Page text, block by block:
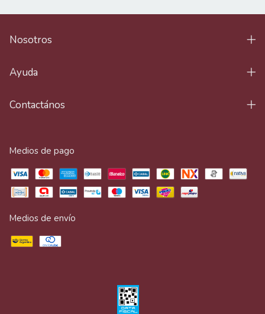
Nosotros
Ayuda
Contactános
Medios de pago
Medios de envío